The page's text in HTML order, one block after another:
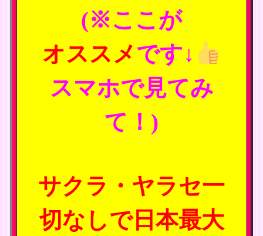
(※ここが
オススメです↓
スマホで見てみ
て！)
サクラ・ヤラセ一
切なしで日本最大